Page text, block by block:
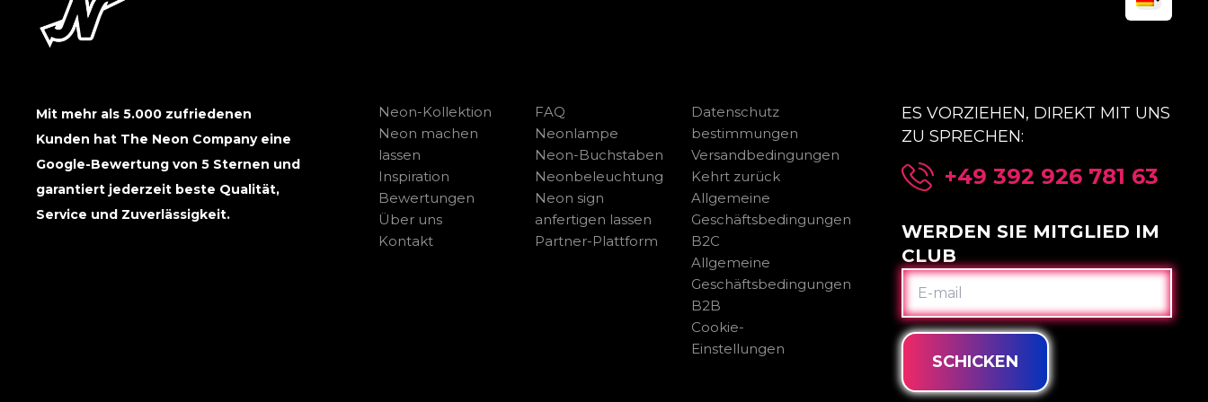
Mit mehr als 5.000 zufriedenen
Kunden hat The Neon Company eine
Google-Bewertung von 5 Sternen und
garantiert jederzeit beste Qualität,
Service und Zuverlässigkeit.
Neon-Kollektion
Neon machen
lassen
Inspiration
Bewertungen
Über uns
Kontakt
FAQ
Neonlampe
Neon-Buchstaben
Neonbeleuchtung
Neon sign
anfertigen lassen
Partner-Plattform
Datenschutz
bestimmungen
Versandbedingungen
Kehrt zurück
Allgemeine
Geschäftsbedingungen
B2C
Allgemeine
Geschäftsbedingungen
B2B
Cookie-
Einstellungen
ES VORZIEHEN, DIREKT MIT UNS
ZU SPRECHEN:
+49 392 926 781 63
WERDEN SIE MITGLIED IM
CLUB
E-
MAIL
SCHICKEN